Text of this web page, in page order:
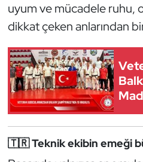
uyum ve mücadele ruhu,
dikkat çeken anlarından
🇹🇷 Teknik ekibin emeği
Kürek
Modern Pentatlon
Motor Sporları